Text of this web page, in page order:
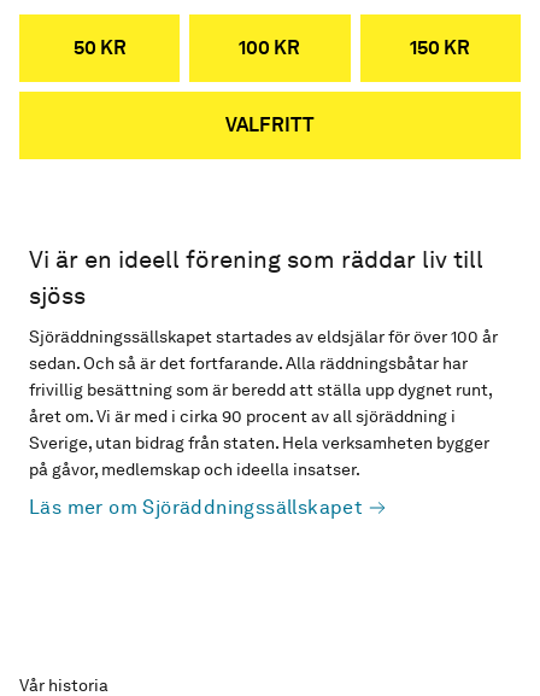
50 KR 100 KR 150 KR
VALFRITT
Vi är en ideell förening som räddar liv till
sjöss
Sjöräddningssällskapet startades av eldsjälar för över 100 år
sedan. Och så är det fortfarande. Alla räddningsbåtar har
frivillig besättning som är beredd att ställa upp dygnet runt,
året om. Vi är med i cirka 90 procent av all sjöräddning i
Sverige, utan bidrag från staten. Hela verksamheten bygger
på gåvor, medlemskap och ideella insatser.
Läs mer om Sjöräddningssällskapet
Vår historia